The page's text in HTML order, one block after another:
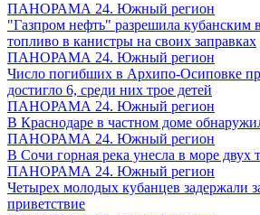
ПАНОРАМА 24. Южный регион
"Газпром нефть" разрешила кубанским
топливо в канистры на своих заправках
ПАНОРАМА 24. Южный регион
Число погибших в Архипо-Осиповке
достигло 6, среди них трое детей
ПАНОРАМА 24. Южный регион
В Краснодаре в частном доме
ПАНОРАМА 24. Южный регион
В Сочи горная река унесла в море двух
ПАНОРАМА 24. Южный регион
Четырех молодых кубанцев задержали
приветствие